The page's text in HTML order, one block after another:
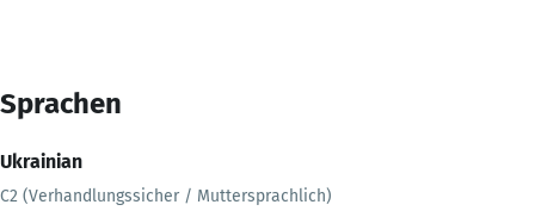
Sprachen
Ukrainian
C2 (Verhandlungssicher / Muttersprachlich)